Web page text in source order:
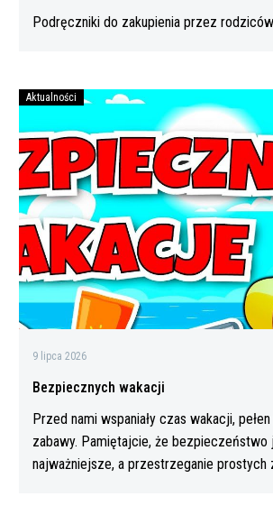
Podręczniki do zakupienia przez
Bezpiecznych
wakacji
Aktualności
9 lipca 2026
Bezpiecznych wakacji
Przed nami wspaniały czas wakacji,
zabawy. Pamiętajcie, że bezpieczeństwo
najważniejsze, a przestrzeganie prostych